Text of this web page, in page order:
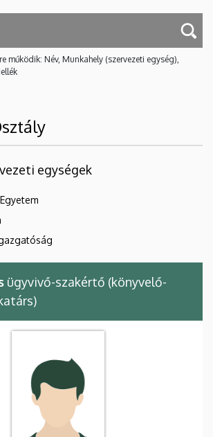
működik: Név, Munkahely (szervezeti egység),
egységek
ügyvivő-szakértő (könyvelő-